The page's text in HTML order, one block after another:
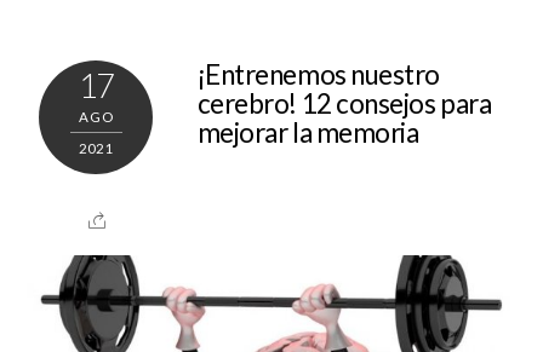
17
AGO
2021
¡Entrenemos nuestro
cerebro! 12 consejos para
mejorar la memoria